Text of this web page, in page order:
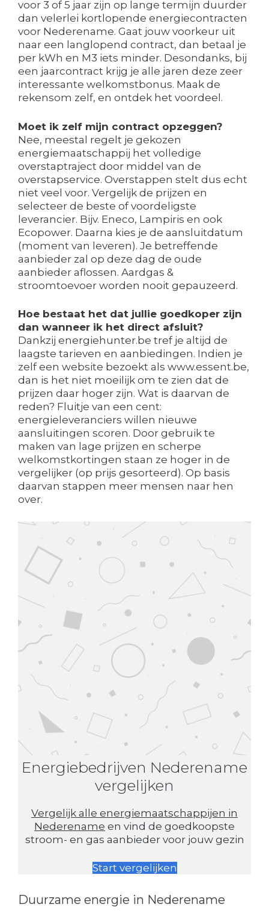
voor 3 of 5 jaar zijn op lange termijn duurder
dan velerlei kortlopende energiecontracten
voor Nederename. Gaat jouw voorkeur uit
naar een langlopend contract, dan betaal je
per kWh en M3 iets minder. Desondanks, bij
een jaarcontract krijg je alle jaren deze zeer
interessante welkomstbonus. Maak de
rekensom zelf, en ontdek het voordeel.
Moet ik zelf mijn contract opzeggen?
Nee, meestal regelt je gekozen
energiemaatschappij het volledige
overstaptraject door middel van de
overstapservice. Overstappen stelt dus echt
niet veel voor. Vergelijk de prijzen en
selecteer de beste of voordeligste
leverancier. Bijv. Eneco, Lampiris en ook
Ecopower. Daarna kies je de aansluitdatum
(moment van leveren). Je betreffende
aanbieder zal op deze dag de oude
aanbieder aflossen. Aardgas &
stroomtoevoer worden nooit gepauzeerd.
Hoe bestaat het dat jullie goedkoper zijn
dan wanneer ik het direct afsluit?
Dankzij energiehunter.be tref je altijd de
laagste tarieven en aanbiedingen. Indien je
zelf een website bezoekt als www.essent.be,
dan is het niet moeilijk om te zien dat de
prijzen daar hoger zijn. Wat is daarvan de
reden? Fluitje van een cent:
energieleveranciers willen nieuwe
aansluitingen scoren. Door gebruik te
maken van lage prijzen en scherpe
welkomstkortingen staan ze hoger in de
vergelijker (op prijs gesorteerd). Op basis
daarvan stappen meer mensen naar hen
over.
Energiebedrijven Nederename
vergelijken
Vergelijk alle energiemaatschappijen in
Nederename en vind de goedkoopste
stroom- en gas aanbieder voor jouw gezin
Start vergelijken
Duurzame energie in Nederename